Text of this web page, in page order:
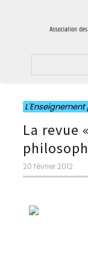
La revue
20 février 2012